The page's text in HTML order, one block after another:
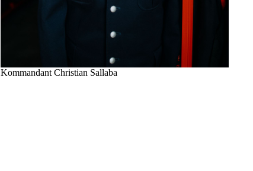
Kommandant Christian Sallaba